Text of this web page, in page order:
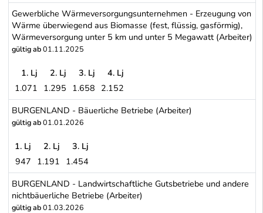
Gewerbliche Wärmeversorgungsunternehmen - Erzeugung von
Wärme überwiegend aus Biomasse (fest, flüssig, gasförmig),
Wärmeversorgung unter 5 km und unter 5 Megawatt (Arbeiter)
gültig ab01.11.2025
Gewerbliche Wärmeversorgungsunternehmen - Erzeugung von
1. Lj 2. Lj 3. Lj
4. Lj
1.071 1.295 1.658 2.152
BURGENLAND - Bäuerliche Betriebe (Arbeiter)
gültig ab01.01.2026
BURGENLAND - Bäuerliche Betriebe (Arbeiter)
1. Lj 2. Lj
3. Lj
947 1.191 1.454
BURGENLAND - Landwirtschaftliche Gutsbetriebe und andere
nichtbäuerliche Betriebe (Arbeiter)
gültig ab01.03.2026